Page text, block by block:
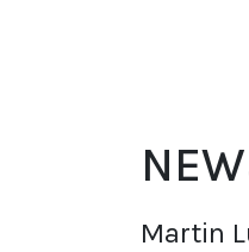
Martin